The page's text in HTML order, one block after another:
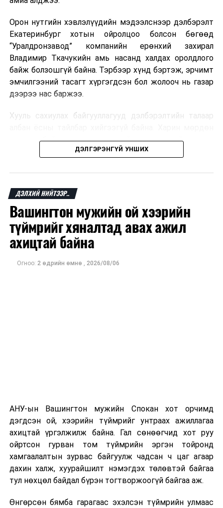
хувь Францын зах зээлээс бүрддэг бөгөөд тус улсын
Мароккогийн хөдөлмөр эрхлэлтийн сайд мэдэгджээ.
Орон нутгийн хэвлэлүүдийн мэдээлснээр дэлбэрэлт
Екатеринбург хотын ойролцоо болсон бөгөөд
“Уралдронзавод” компанийн ерөнхий захирал
Владимир Ткачукийн амь насанд халдах оролдлого
байж болзошгүй байна. Тэрбээр хүнд бэртэж, эрчимт
эмчилгээний тасагт хүргэгдсэн бол жолооч нь газар
дээрээ нас баржээ.
Хууль сахиулах байгууллагууд дэлбэрэлтийн талаар
шалгах байгууллага олон нийтэд аюултай аргаар
хүний амь насанд халдахыг завдсан гэх үндэслэлээр
мэдээлжээ.
“Уралдронзавод” компани 2023 онд Екатеринбург
хотод байгуулагдсан бөгөөд нисгэгчгүй нисэх
төхөөрөмж үйлдвэрлэдэг аж. Тус компанийн 2025
оны орлого 6.2 тэрбум рубль, цэвэр ашиг нь 1.9
тэрбум рубльд хүрсэн гэж РБК мэдээлсэн байна.
Одоогоор дэлбэрэлтийн шалтгаан, хэрэгт холбоотой
ДЭЛГЭРЭНГҮЙ УНШИХ
ДЭЛХИЙ НИЙТЭЭР..
Вашингтон мужийн ой хээрийн
түймрийг хяналтад авах ажил
ахицтай байна
Огноо: 2 өдрийн өмнө , 2026/08/06
АНУ-ын Вашингтон мужийн Спокан хот орчимд
дэгдсэн ой, хээрийн түймрийг унтраах ажиллагаа
ахицтай үргэлжилж байна. Гал сөнөөгчид хот руу
ойртсон гурван том түймрийн эргэн тойронд
хамгаалалтын зурвас байгуулж чадсан ч цаг агаар
дахин халж, хуурайшилт нэмэгдэх төлөвтэй байгаа
тул нөхцөл байдал бүрэн тогтворжоогүй байгаа аж.
Өнгөрсөн бямба гарагаас эхэлсэн түймрийн улмаас